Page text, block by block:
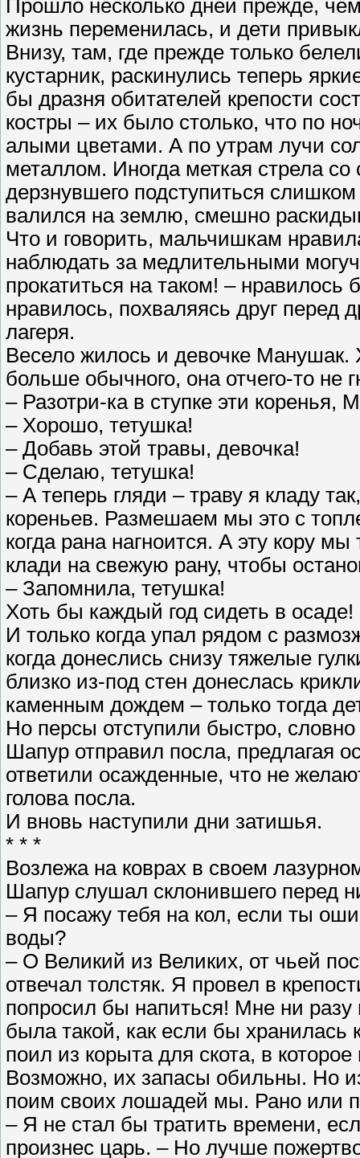
Прошло несколько дней прежде,
жизнь переменилась, и дети
Внизу, там, где прежде только
кустарник, раскинулись теперь
бы дразня обитателей крепости
костры – их было столько, что по
алыми цветами. А по утрам лучи
металлом. Иногда меткая стрела со
дерзнувшего подступиться
валился на землю, смешно
Что и говорить, мальчишкам
наблюдать за медлительными
прокатиться на таком! –
нравилось, похваляясь друг перед
лагеря.
Весело жилось и девочке Манушак.
больше обычного, она отчего-то не
– Разотри-ка в ступке эти коренья,
– Хорошо, тетушка!
– Добавь этой травы, девочка!
– Сделаю, тетушка!
– А теперь гляди – траву я кладу
кореньев. Размешаем мы это с
когда рана нагноится. А эту кору
клади на свежую рану, чтобы
– Запомнила, тетушка!
Хоть бы каждый год сидеть в осаде!
И только когда упал рядом с
когда донеслись снизу тяжелые
близко из-под стен донеслась
каменным дождем – только тогда
Но персы отступили быстро,
Шапур отправил посла, предлагая
ответили осажденные, что не
голова посла.
И вновь наступили дни затишья.
* * *
Возлежа на коврах в своем
Шапур слушал склонившего перед
– Я посажу тебя на кол, если ты
воды?
– О Великий из Великих, от чьей
отвечал толстяк. Я провел в
попросил бы напиться! Мне ни
была такой, как если бы хранилась
поил из корыта для скота, в
Возможно, их запасы обильны. Но
поим своих лошадей мы. Рано или
– Я не стал бы тратить времени,
произнес царь. – Но лучше